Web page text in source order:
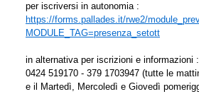
per iscriversi in autonomia :
https://forms.pallades.it/rwe2/
MODULE_TAG=presenza_setott
in alternativa per iscrizioni e informazioni :
0424 519170 - 379 1703947 (tutte le
e il Martedì, Mercoledì e Giovedì